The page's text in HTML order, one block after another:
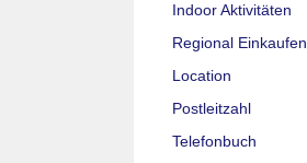
Indoor Aktivitäten
Regional Einkaufen
Location
Postleitzahl
Telefonbuch